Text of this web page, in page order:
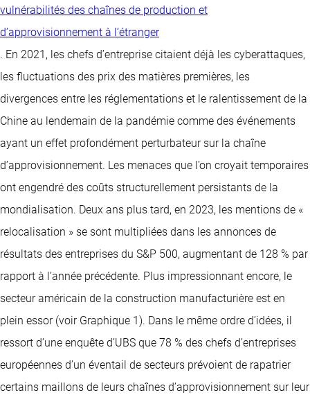
vulnérabilités des chaînes de production et
d’approvisionnement à l’étranger
. En 2021, les chefs d’entreprise citaient déjà les cyberattaques,
les fluctuations des prix des matières premières, les
divergences entre les réglementations et le ralentissement de la
Chine au lendemain de la pandémie comme des événements
ayant un effet profondément perturbateur sur la chaîne
d’approvisionnement. Les menaces que l’on croyait temporaires
ont engendré des coûts structurellement persistants de la
mondialisation. Deux ans plus tard, en 2023, les mentions de «
relocalisation » se sont multipliées dans les annonces de
résultats des entreprises du S&P 500, augmentant de 128 % par
rapport à l’année précédente. Plus impressionnant encore, le
secteur américain de la construction manufacturière est en
plein essor (voir Graphique 1). Dans le même ordre d’idées, il
ressort d’une enquête d’UBS que 78 % des chefs d’entreprises
européennes d’un éventail de secteurs prévoient de rapatrier
certains maillons de leurs chaînes d’approvisionnement sur leur